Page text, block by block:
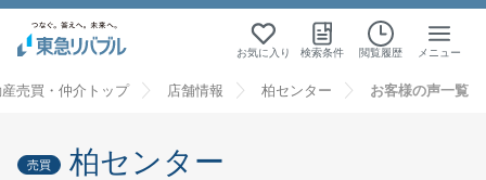
お気に入り 検索条件 閲覧履歴 メニュー
売買・仲介トップ 店舗情報 柏センター お客様の声一覧
売買 柏センター